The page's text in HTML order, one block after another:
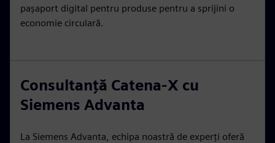
pașaport digital pentru produse pentru a sprijini o
economie circulară.
Consultanță Catena-X cu
Siemens Advanta
La Siemens Advanta, echipa noastră de experți oferă